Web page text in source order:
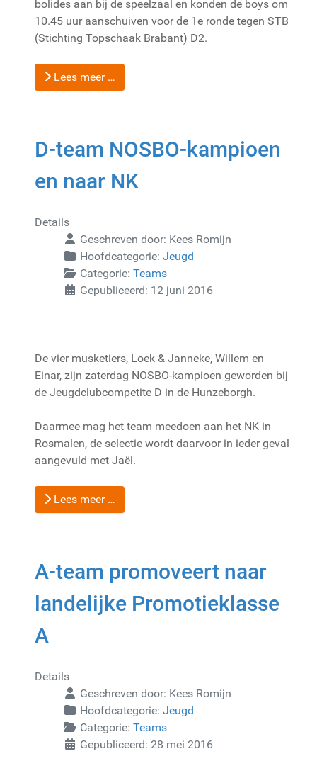
bolides aan bij de speelzaal en konden de boys om
10.45 uur aanschuiven voor de 1e ronde tegen STB
(Stichting Topschaak Brabant) D2.
Lees meer …
D-team NOSBO-kampioen
en naar NK
Details
Geschreven door: Kees Romijn
Hoofdcategorie: Jeugd
Categorie: Teams
Gepubliceerd: 12 juni 2016
De vier musketiers, Loek & Janneke, Willem en
Einar, zijn zaterdag NOSBO-kampioen geworden bij
de Jeugdclubcompetite D in de Hunzeborgh.
Daarmee mag het team meedoen aan het NK in
Rosmalen, de selectie wordt daarvoor in ieder geval
aangevuld met Jaël.
Lees meer …
A-team promoveert naar
landelijke Promotieklasse
A
Details
Geschreven door: Kees Romijn
Hoofdcategorie: Jeugd
Categorie: Teams
Gepubliceerd: 28 mei 2016